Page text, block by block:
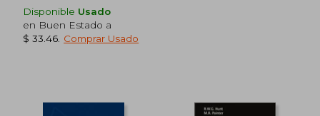
$ 289.77
Disponible Usado
en Buen Estado a
$ 33.46 Comprar Usado